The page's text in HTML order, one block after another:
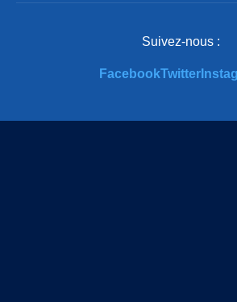
Suivez-nous :
FacebookTwitter